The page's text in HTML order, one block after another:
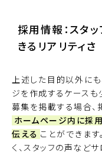
採用情報：スタ
きるリアリティさ
上述した目的以外にも
ジを作成するケースも
募集を掲載する場合、
ホームページ内に採
伝える ことができま
く、スタッフの声など